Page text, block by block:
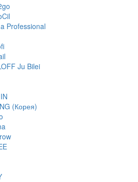
Professional
Ju Bilei
(Корея)